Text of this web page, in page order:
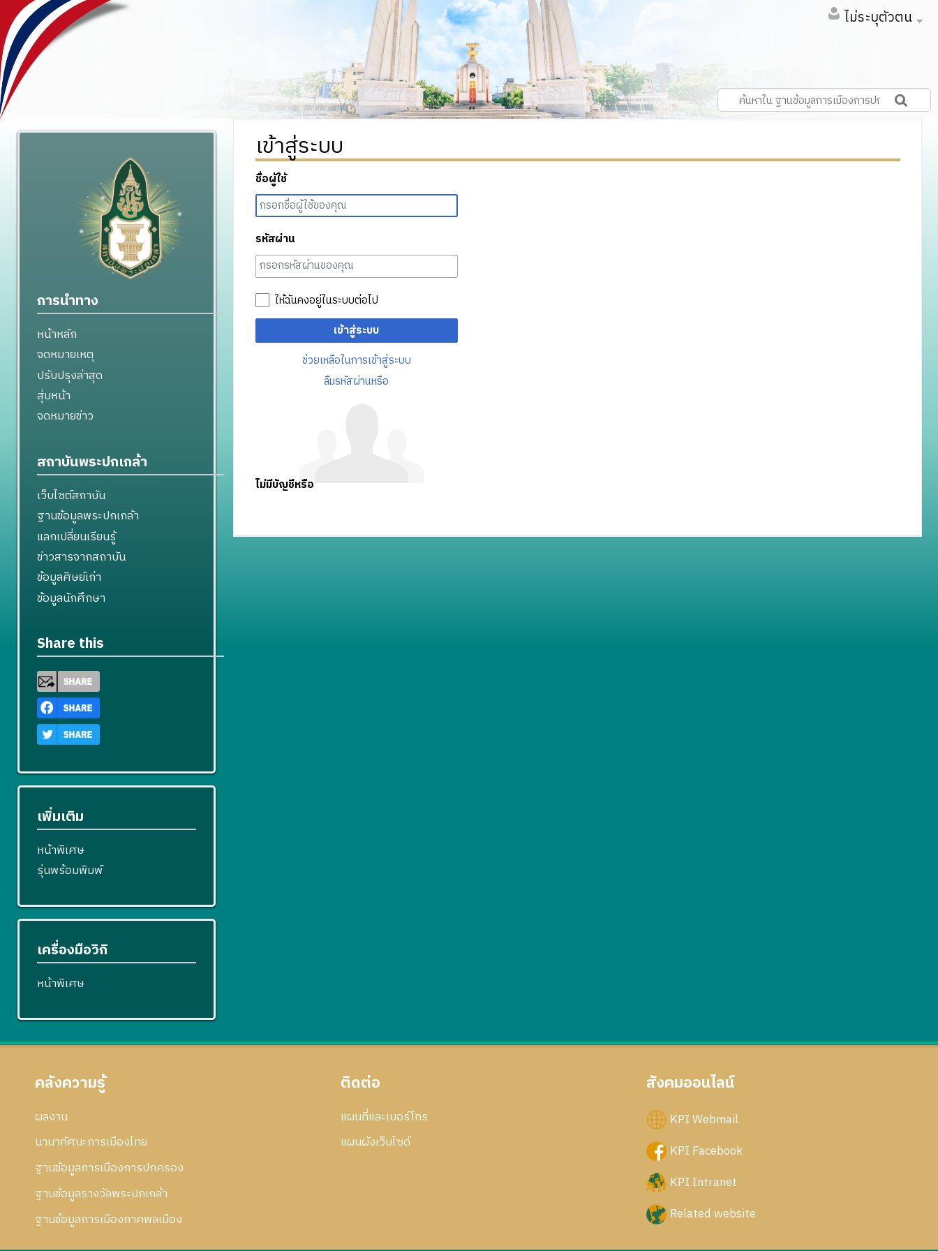
ไม่ระบุตัวตน
เข้าสู่ระบบ
ชื่อผู้ใช้
รหัสผ่าน
ให้ฉันคงอยู่ในระบบต่อไป
เข้าสู่ระบบ
ช่วยเหลือในการเข้าสู่ระบบ
ลืมรหัสผ่านหรือ
ไม่มีบัญชีหรือ
การนำทาง
หน้าหลัก
จดหมายเหตุ
ปรับปรุงล่าสุด
สุ่มหน้า
จดหมายข่าว
สถาบันพระปกเกล้า
เว็บไซต์สถาบัน
ฐานข้อมูลพระปกเกล้า
แลกเปลี่ยนเรียนรู้
ข่าวสารจากสถาบัน
ข้อมูลศิษย์เก่า
ข้อมูลนักศึกษา
Share this
เพิ่มเติม
หน้าพิเศษ
รุ่นพร้อมพิมพ์
เครื่องมือวิกิ
หน้าพิเศษ
คลังความรู้
ผลงาน
นานาทัศนะการเมืองไทย
ฐานข้อมูลการเมืองการปกครอง
ฐานข้อมูลรางวัลพระปกเกล้า
ฐานข้อมูลการเมืองภาคพลเมือง
ติดต่อ
แผนที่และเบอร์โทร
แผนผังเว็บไซด์
สังคมออนไลน์
KPI Webmail
KPI Facebook
KPI Intranet
Related website